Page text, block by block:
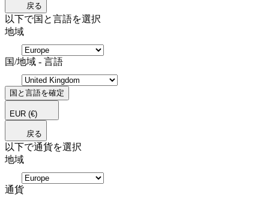
戻る
以下で国と言語を選択
地域
国/地域 - 言語
国と言語を確定
EUR (€)
戻る
以下で通貨を選択
地域
通貨